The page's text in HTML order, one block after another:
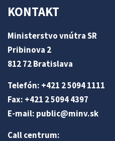
KONTAKT
Ministerstvo vnútra SR
Pribinova 2
812 72 Bratislava
Telefón: +421 2 5094 1111
Fax: +421 2 5094 4397
E-mail: public@minv.sk
Call centrum: